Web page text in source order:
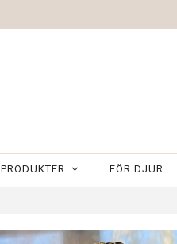
PRODUKTER FÖR DJUR